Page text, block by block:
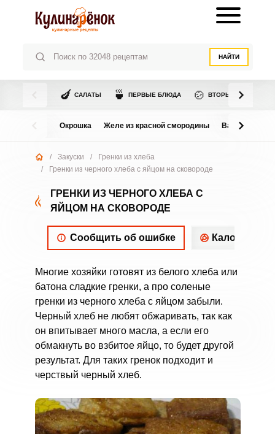
НАЙТИ
🍆 САЛАТЫ 🍵 ПЕРВЫЕ БЛЮДА 🍲 ВТОРЫЕ БЛЮДА
Окрошка Желе из красной смородины Варенье из
/ Закуски /
Гренки из хлеба
/
Гренки из черного хлеба с яйцом на сковороде
ГРЕНКИ ИЗ ЧЕРНОГО ХЛЕБА С
ЯЙЦОМ НА СКОВОРОДЕ
Сообщить об ошибке
Многие хозяйки готовят из белого хлеба или
батона сладкие гренки, а про соленые
гренки из черного хлеба с яйцом забыли.
Черный хлеб не любят обжаривать, так как
он впитывает много масла, а если его
обмакнуть во взбитое яйцо, то будет другой
результат. Для таких гренок подходит и
черствый черный хлеб.